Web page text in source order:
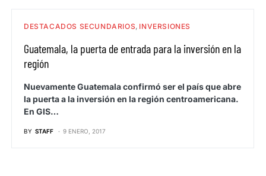
DESTACADOS SECUNDARIOS INVERSIONES
Guatemala, la puerta de entrada para la inversión en la
región
Nuevamente Guatemala confirmó ser el país que abre
la puerta a la inversión en la región centroamericana.
En GIS…
BY STAFF 9 ENERO, 2017